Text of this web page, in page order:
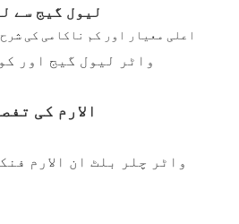
لیول گیج سے
اعلی معیار اور کم ناکامی کی
الارم کی